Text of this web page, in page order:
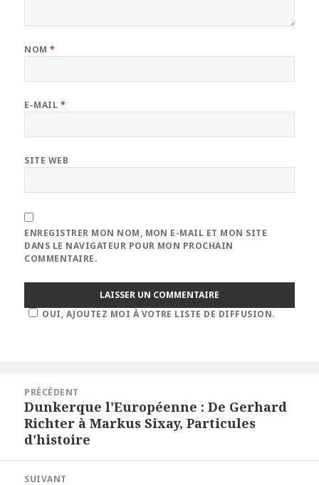
NOM*
E-MAIL *
SITE WEB
ENREGISTRER MON NOM, MON E-MAIL ET MON SITE
DANS LE NAVIGATEUR POUR MON PROCHAIN
COMMENTAIRE.
OUI, AJOUTEZ MOI À VOTRE LISTE DE DIFFUSION.
l’article
PRÉCÉDENT
Article
précédent :
Dunkerque l'Européenne : De Gerhard
Richter à Markus Sixay, Particules
d'histoire
SUIVANT